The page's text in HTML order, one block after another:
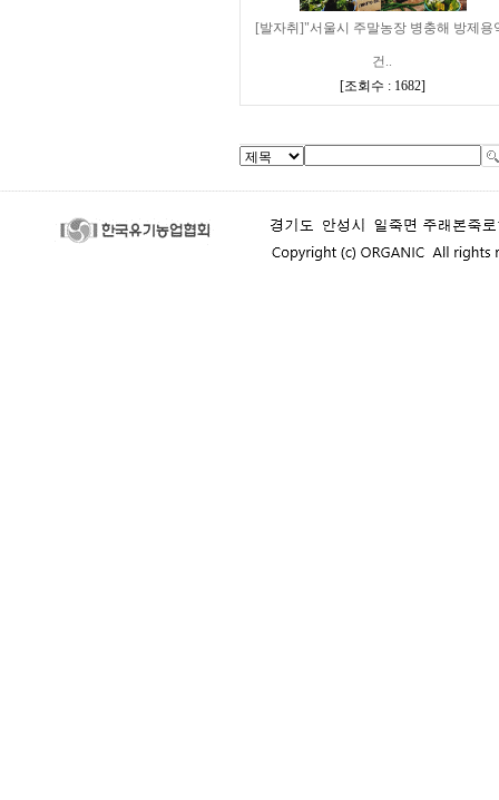
[발자취]"서울시 주말농장 병충해 방제용
건..
[조회수 : 1682]